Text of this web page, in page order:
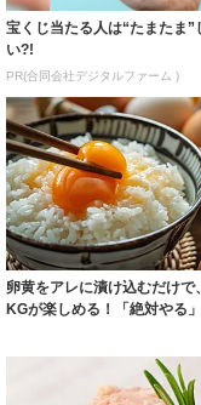
宝くじ当たる人は“たまたま”
い?!
PR(合同会社デジタルファーム )
卵黄をアレに漬け込むだけで
KGが楽しめる！「絶対やる